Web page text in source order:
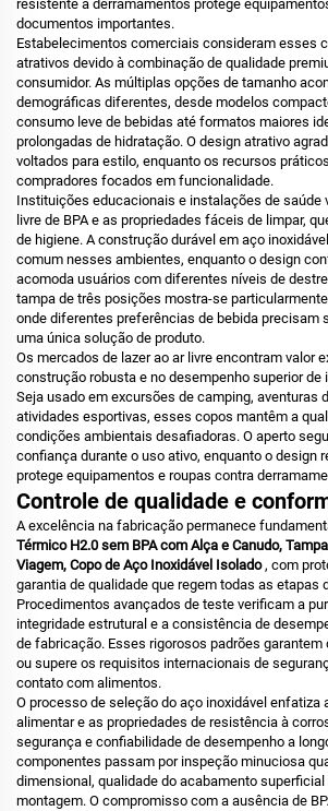
resistente a derramamentos protege
documentos importantes.
Estabelecimentos comerciais consideram esses
atrativos devido à combinação de qualidade
consumidor. As múltiplas opções de tamanho
demográficas diferentes, desde modelos
consumo leve de bebidas até formatos maiores
prolongadas de hidratação. O design atrativo
voltados para estilo, enquanto os recursos
compradores focados em funcionalidade.
Instituições educacionais e instalações de saúde
livre de BPA e as propriedades fáceis de limpar,
de higiene. A construção durável em aço
comum nesses ambientes, enquanto o design
acomoda usuários com diferentes níveis de
tampa de três posições mostra-se
onde diferentes preferências de bebida precisam
uma única solução de produto.
Os mercados de lazer ao ar livre encontram valor
construção robusta e no desempenho superior de
Seja usado em excursões de camping, aventuras
atividades esportivas, esses copos mantêm a
condições ambientais desafiadoras. O aperto
confiança durante o uso ativo, enquanto o design
protege equipamentos e roupas contra
Controle de qualidade e
A excelência na fabricação permanece
Térmico H2.0 sem BPA com Alça e Canudo,
Viagem, Copo de Aço Inoxidável Isolado, com
garantia de qualidade que regem todas as etapas
Procedimentos avançados de teste verificam a
integridade estrutural e a consistência de
de fabricação. Esses rigorosos padrões garantem
ou supere os requisitos internacionais de
contato com alimentos.
O processo de seleção do aço inoxidável enfatiza
alimentar e as propriedades de resistência à
segurança e confiabilidade de desempenho a
componentes passam por inspeção minuciosa
dimensional, qualidade do acabamento superficial
montagem. O compromisso com a ausência de